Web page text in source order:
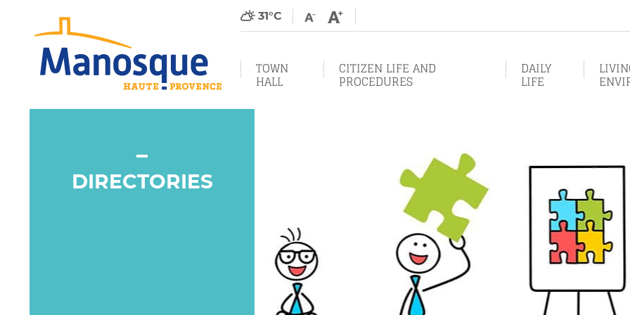
31°C
Diminuer
la
texte
Augmenter
TOWN
HALL
CITIZEN LIFE AND
PROCEDURES
DAILY
LIFE
DIRECTORIES